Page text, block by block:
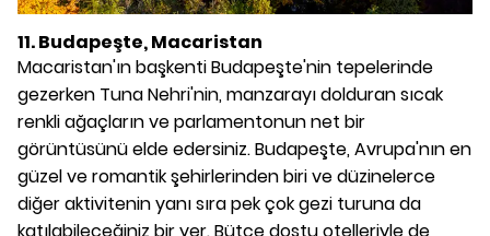
11. Budapeşte, Macaristan
Macaristan'ın başkenti Budapeşte'nin tepelerinde
gezerken Tuna Nehri'nin, manzarayı dolduran sıcak
renkli ağaçların ve parlamentonun net bir
görüntüsünü elde edersiniz. Budapeşte, Avrupa'nın en
güzel ve romantik şehirlerinden biri ve düzinelerce
diğer aktivitenin yanı sıra pek çok gezi turuna da